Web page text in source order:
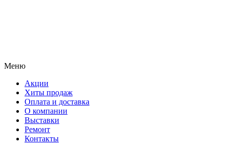
Меню
Акции
Хиты продаж
Оплата и доставка
О компании
Выставки
Ремонт
Контакты